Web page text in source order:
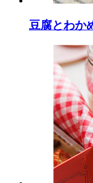
豆腐とわか